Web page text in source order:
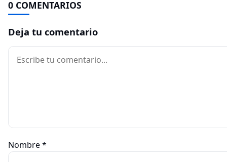
0 COMENTARIOS
Deja tu comentario
Comentario
Nombre*